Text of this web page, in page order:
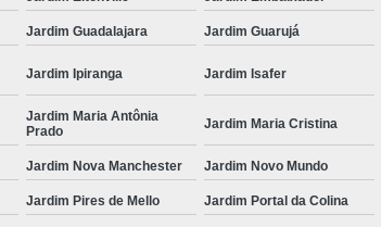
Jardim Guadalajara Jardim Guarujá
Jardim Ipiranga Jardim Isafer
Jardim Maria Antônia
Prado
Jardim Maria Cristina
Jardim Nova Manchester Jardim Novo Mundo
Jardim Pires de Mello Jardim Portal da Colina